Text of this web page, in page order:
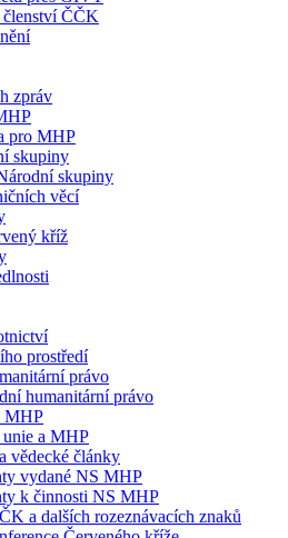
ČČK
zpráv
pro MHP
skupiny
skupiny
věcí
kříž
prostředí
právo
humanitární právo
MHP
a MHP
vědecké články
vydané NS MHP
k činnosti NS MHP
a dalších rozeznávacích znaků